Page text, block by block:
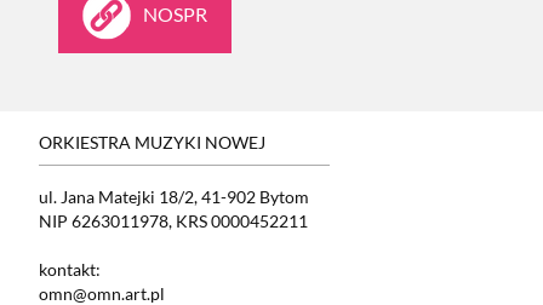
NOSPR
ORKIESTRA MUZYKI NOWEJ
ul. Jana Matejki 18/2, 41-902 Bytom
NIP 6263011978, KRS 0000452211
kontakt:
omn@omn.art.pl